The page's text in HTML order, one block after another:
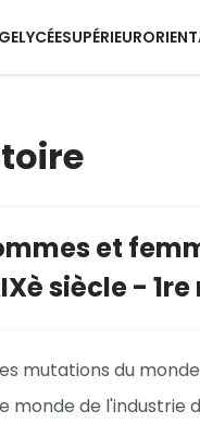
LYCÉESUPÉRIEUR
et
siècle -
mutations du
monde de l'industrie